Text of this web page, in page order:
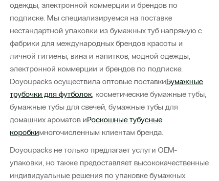
одежды, электронной коммерции и брендов по
подписке. Мы специализируемся на поставке
нестандартной упаковки из бумажных туб напрямую с
фабрики для международных брендов красоты и
личной гигиены, вина и напитков, модной одежды,
электронной коммерции и брендов по подписке.
Doyoupacks осуществила оптовые поставкиБумажные
трубочки для футболок, косметические бумажные тубы,
бумажные тубы для свечей, бумажные тубы для
домашних ароматов иРоскошные тубусные
коробкимногочисленным клиентам бренда.
Doyoupacks не только предлагает услуги OEM-
упаковки, но также предоставляет высококачественные
индивидуальные решения по упаковке бумажных